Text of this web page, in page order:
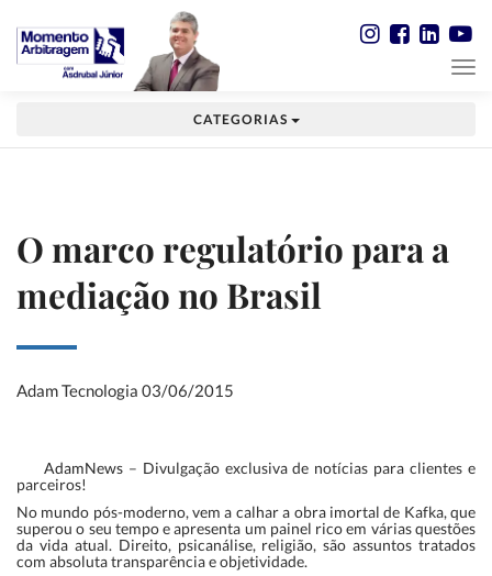
CATEGORIAS
O marco regulatório para a
mediação no Brasil
Adam Tecnologia 03/06/2015
AdamNews– Divulgação exclusiva de notícias para clientes e
parceiros!
No mundo pós-moderno, vem a calhar a obra imortal de Kafka, que
superou o seu tempo e apresenta um painel rico em várias questões
da vida atual. Direito, psicanálise, religião, são assuntos tratados
com absoluta transparência e objetividade.